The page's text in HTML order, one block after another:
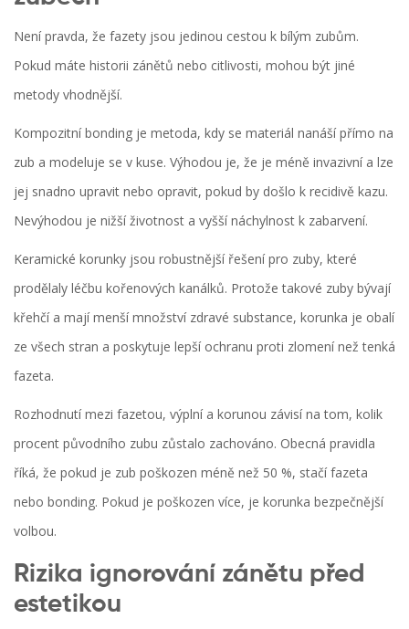
Není pravda, že fazety jsou jedinou cestou k bílým zubům.
Pokud máte historii zánětů nebo citlivosti, mohou být jiné
metody vhodnější.
Kompozitní bonding je metoda, kdy se materiál nanáší přímo na
zub a modeluje se v kuse. Výhodou je, že je méně invazivní a lze
jej snadno upravit nebo opravit, pokud by došlo k recidivě kazu.
Nevýhodou je nižší životnost a vyšší náchylnost k zabarvení.
Keramické korunky jsou robustnější řešení pro zuby, které
prodělaly léčbu kořenových kanálků. Protože takové zuby bývají
křehčí a mají menší množství zdravé substance, korunka je obalí
ze všech stran a poskytuje lepší ochranu proti zlomení než tenká
fazeta.
Rozhodnutí mezi fazetou, výplní a korunou závisí na tom, kolik
procent původního zubu zůstalo zachováno. Obecná pravidla
říká, že pokud je zub poškozen méně než 50 %, stačí fazeta
nebo bonding. Pokud je poškozen více, je korunka bezpečnější
volbou.
Rizika ignorování zánětu před
estetikou